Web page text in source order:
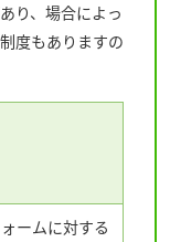
り、場合によっ
度もありますの
ームに対する